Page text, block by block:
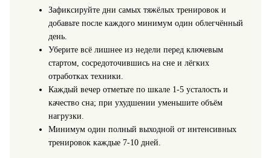
Зафиксируйте дни самых тяжёлых тренировок и
добавьте после каждого минимум один облегчённый
день.
Уберите всё лишнее из недели перед ключевым
стартом, сосредоточившись на сне и лёгких
отработках техники.
Каждый вечер отметьте по шкале 1-5 усталость и
качество сна; при ухудшении уменьшите объём
нагрузки.
Минимум один полный выходной от интенсивных
тренировок каждые 7-10 дней.